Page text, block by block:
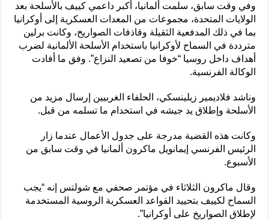
وفي وقت سابق، سلمت ألمانيا، أكبر داعمي كييف بالأسلحة بعد
الولايات المتحدة، مجموعات من المعدات العسكرية إلى أوكرانيا
بما في ذلك المدفعية الثقيلة وقاذفات الصواريخ، وكانت برلين
مترددة في السماح لأوكرانيا باستخدام الأسلحة الألمانية لضرب
أهداف داخل روسيا “خوفا من تصعيد النزاع”. وفق ما أفادت
الوكالة الفرنسية.
وناشد فلاديمير زيلينسكي، الحلفاء الغربيين إرسال مزيد من
الأسلحة وإطلاق يد جيشه في استخدام ما تسلمه من قبل.
وكانت هذه القضية مدرجة على جدول الأعمال عندما زار
الرئيس الفرنسي إيمانويل ماكرون ألمانيا في وقت سابق من
الأسبوع.
وقال ماكرون الثلاثاء في مؤتمر صحفي مع شولتس إنه “يجب
السماح لكييف بتحييد القواعد العسكرية الروسية المستخدمة
لإطلاق الصواريخ على أوكرانيا”.